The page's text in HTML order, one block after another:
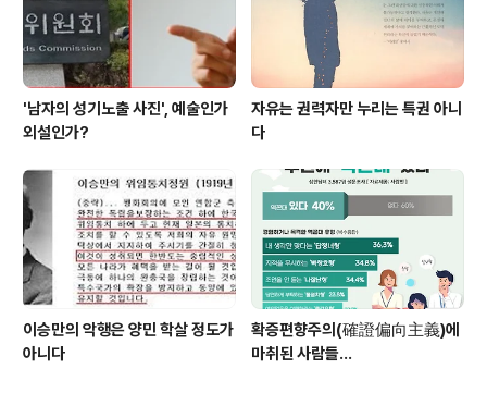
'남자의 성기노출 사진', 예술인가
외설인가?
자유는 권력자만 누리는 특권 아니
다
이승만의 악행은 양민 학살 정도가
아니다
확증편향주의(確證偏向主義)에
마취된 사람들...